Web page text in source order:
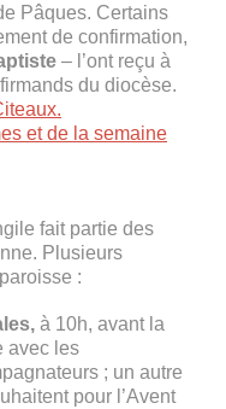
Pâques. Certains
de confirmation,
– l’ont reçu à
du diocèse.
et de la semaine
fait partie des
Plusieurs
:
à 10h, avant la
avec les
; un autre
pour l’Avent